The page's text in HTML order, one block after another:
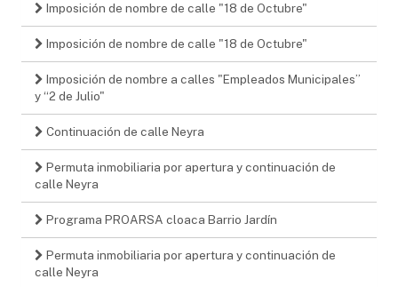
Imposición de nombre de calle "18 de Octubre"
Imposición de nombre de calle "18 de Octubre"
Imposición de nombre a calles "Empleados Municipales”
y “2 de Julio"
Continuación de calle Neyra
Permuta inmobiliaria por apertura y continuación de
calle Neyra
Programa PROARSA cloaca Barrio Jardín
Permuta inmobiliaria por apertura y continuación de
calle Neyra